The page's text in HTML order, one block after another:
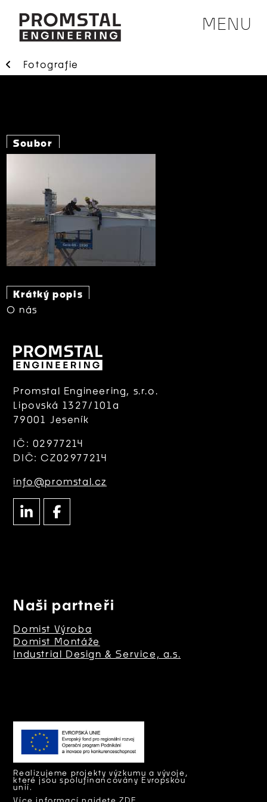
MENU
Fotografie
Soubor
Krátký popis
O nás
Promstal Engineering, s.r.o.
Lipovská 1327/101a
79001 Jeseník
IČ: 02977214
DIČ: CZ02977214
info@promstal.cz
Naši partneři
Domist Výroba
Domist Montáže
Industrial Design & Service, a.s.
Realizujeme projekty výzkumu a vývoje,
které jsou spolufinancovány Evropskou
unií.
Více informací najdete ZDE.